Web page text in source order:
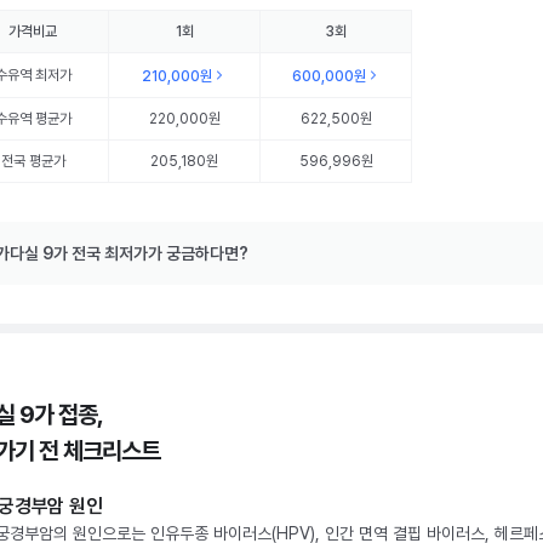
가격비교 1회 3회
유역최저가 210,000원 600,000원
유역평균가 220,000원 622,500원
전국 평균가 205,180원 596,996원
다실 9가 전국 최저가가 궁금하다면?
9가 접종,
기 전 체크리스트
경부암 원인
경부암의 원인으로는 인유두종 바이러스(HPV), 인간 면역 결핍 바이러스, 헤르페